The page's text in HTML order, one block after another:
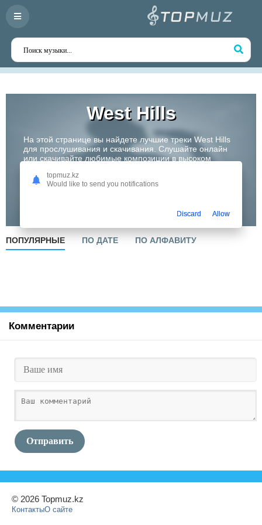
West Hills
На этой странице вы найдете лучшие треки West Hills
для прослушивания и скачивания. Слушайте онлайн
или скачивайте любимые композиции в высоком
самых перспективных артистов Казахстана!
ПОПУЛЯРНЫЕ ПО ДАТЕ ПО АЛФАВИТУ
Комментарии
Отправить
© 2026 Topmuz.kz
КонтактыО сайте
topmuz.kz
Would like to send you notifications
Discard Allow